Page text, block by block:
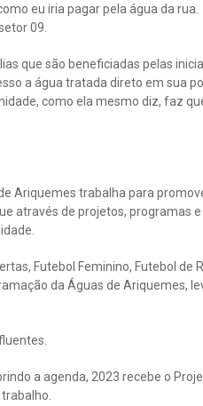
eu iria pagar pela água da
09.
que são beneficiadas pelas
a água tratada direto em sua
como ela mesmo diz, faz
Ariquemes trabalha para
através de projetos, programas
Futebol Feminino, Futebol de
da Águas de Ariquemes,
a agenda, 2023 recebe o